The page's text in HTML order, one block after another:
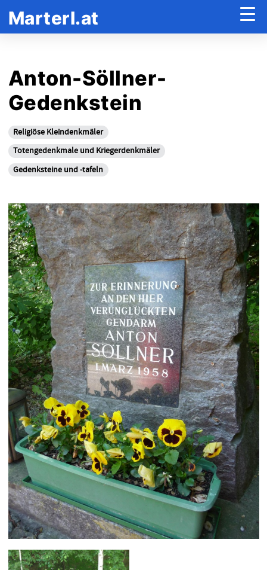
Marterl.at
Anton-Söllner-
Gedenkstein
Religiöse Kleindenkmäler
Totengedenkmale und Kriegerdenkmäler
Gedenksteine und -tafeln